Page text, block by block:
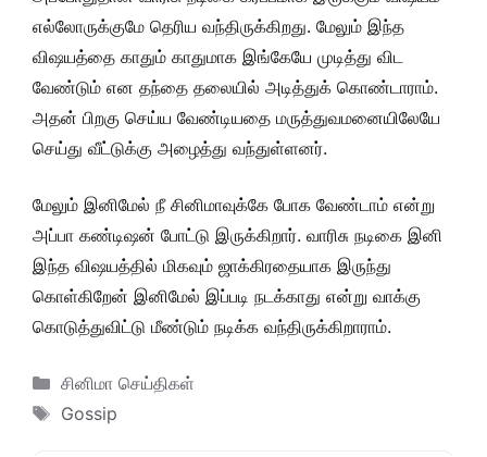
எல்லோருக்குமே தெரிய வந்திருக்கிறது. மேலும் இந்த
விஷயத்தை காதும் காதுமாக இங்கேயே முடித்து விட
வேண்டும் என தந்தை தலையில் அடித்துக் கொண்டாராம்.
அதன் பிறகு செய்ய வேண்டியதை மருத்துவமனையிலேயே
செய்து வீட்டுக்கு அழைத்து வந்துள்ளனர்.
மேலும் இனிமேல் நீ சினிமாவுக்கே போக வேண்டாம் என்று
அப்பா கண்டிஷன் போட்டு இருக்கிறார். வாரிசு நடிகை இனி
இந்த விஷயத்தில் மிகவும் ஜாக்கிரதையாக இருந்து
கொள்கிறேன் இனிமேல் இப்படி நடக்காது என்று வாக்கு
கொடுத்துவிட்டு மீண்டும் நடிக்க வந்திருக்கிறாராம்.
Categories
சினிமா செய்திகள்
Tags
Gossip